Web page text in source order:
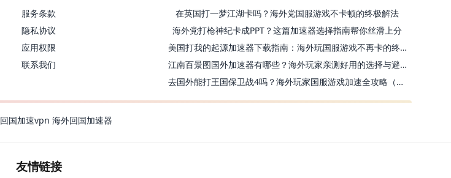
服务条款
隐私协议
应用权限
联系我们
在英国打一梦江湖卡吗？海外党国服游戏不卡顿的终极解法
海外党打枪神纪卡成PPT？这篇加速器选择指南帮你丝滑上分
美国打我的起源加速器下载指南：海外玩国服游戏不再卡的终极方案
江南百景图国外加速器有哪些？海外玩家亲测好用的选择与避坑指南
去国外能打王国保卫战4吗？海外玩家国服游戏加速全攻略（附公主连结幻想江湖实测）
回国加速vpn 海外回国加速器
友情链接